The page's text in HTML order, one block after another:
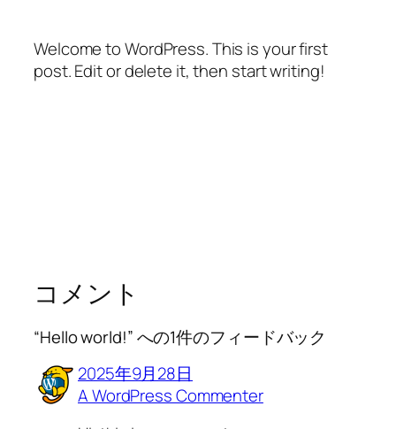
Welcome to WordPress. This is your first
post. Edit or delete it, then start writing!
コメント
“Hello world!” への1件のフィードバック
2025年9月28日
A WordPress Commenter